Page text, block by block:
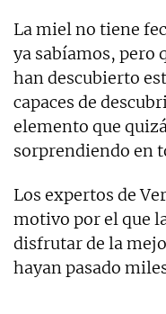
La miel no tiene
ya sabíamos, pero
han descubierto
capaces de
elemento que
sorprendiendo en
Los expertos de
motivo por el que
disfrutar de la
hayan pasado